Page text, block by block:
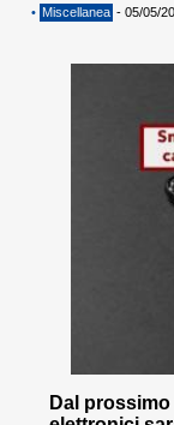
• Miscellanea - 05/05/
Dal